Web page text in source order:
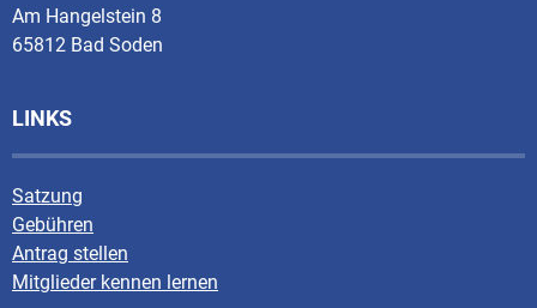
Am Hangelstein 8
65812 Bad Soden
LINKS
Satzung
Gebühren
Antrag stellen
Mitglieder kennen lernen